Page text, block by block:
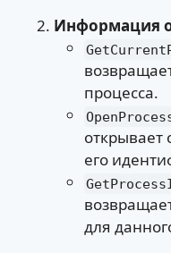
Информация
процесса.
открывает
его
для